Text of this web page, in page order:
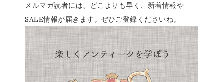
メルマガ読者には、どこよりも早く、新着情報や
SALE情報が届きます。ぜひご登録くださいね。